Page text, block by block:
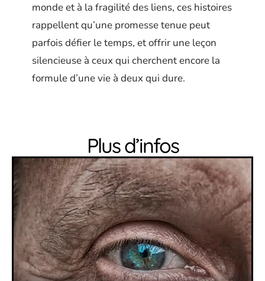
monde et à la fragilité des liens, ces histoires
rappellent qu’une promesse tenue peut
parfois défier le temps, et offrir une leçon
silencieuse à ceux qui cherchent encore la
formule d’une vie à deux qui dure.
Plus d’infos